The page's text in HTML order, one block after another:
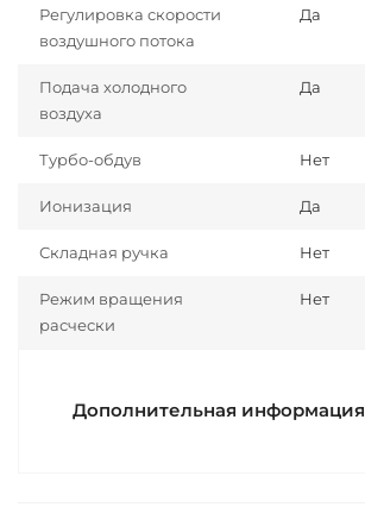
Регулировка скорости
воздушного потока
Да
Подача холодного
воздуха
Да
Турбо-обдув Нет
Ионизация Да
Складная ручка Нет
Режим вращения
расчески
Нет
Дополнительная информация